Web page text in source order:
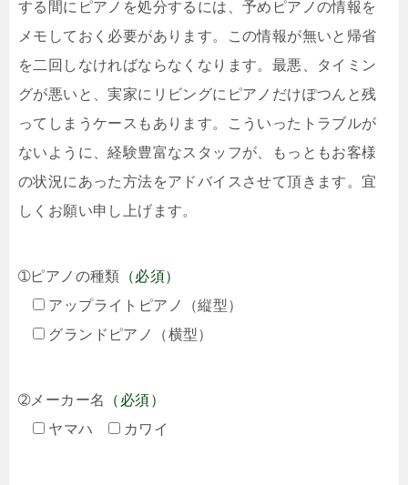
する間にピアノを処分するには、予めピアノの情報を
メモしておく必要があります。この情報が無いと帰省
を二回しなければならなくなります。最悪、タイミン
グが悪いと、実家にリビングにピアノだけぽつんと残
ってしまうケースもあります。こういったトラブルが
ないように、経験豊富なスタッフが、もっともお客様
の状況にあった方法をアドバイスさせて頂きます。宜
しくお願い申し上げます。
➀ピアノの種類 （必須）
アップライトピアノ（縦型）
グランドピアノ（横型）
➁メーカー名
（必須）
ヤマハ
カワイ